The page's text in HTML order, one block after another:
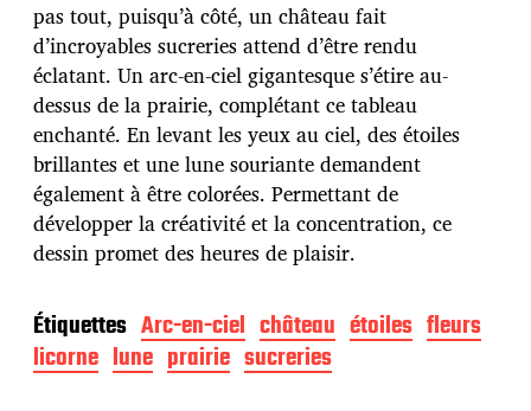
c
a
t
i
o
n
pas tout, puisqu’à côté, un château fait
d’incroyables sucreries attend d’être rendu
éclatant. Un arc-en-ciel gigantesque s’étire au-
dessus de la prairie, complétant ce tableau
enchanté. En levant les yeux au ciel, des étoiles
brillantes et une lune souriante demandent
également à être colorées. Permettant de
développer la créativité et la concentration, ce
dessin promet des heures de plaisir.
Étiquettes Arc-en-ciel château étoiles fleurs
licorne lune prairie sucreries